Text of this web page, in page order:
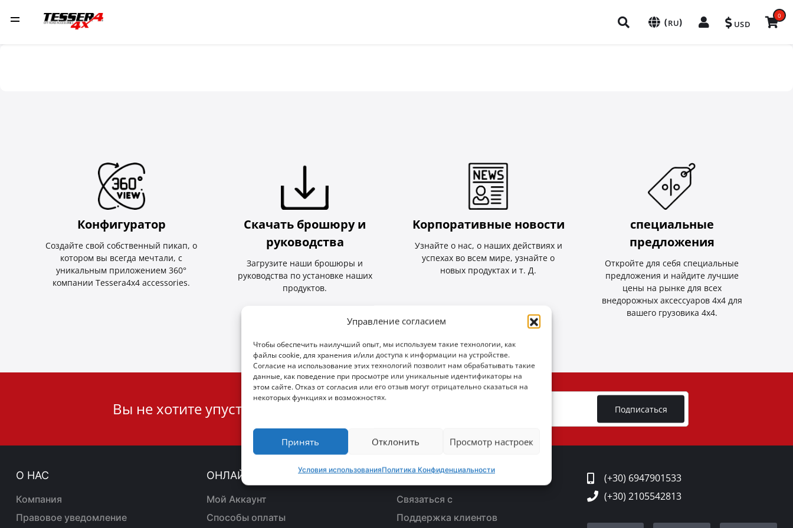
Управление согласием
Чтобы обеспечить наилучший опыт, мы используем такие технологии, как
файлы cookie, для хранения и/или доступа к информации на устройстве.
Согласие на использование этих технологий позволит нам обрабатывать такие
данные, как поведение при просмотре или уникальные идентификаторы на
этом сайте. Отказ от согласия или его отзыв могут отрицательно сказаться на
некоторых функциях и возможностях.
Принять Отклонить Просмотр настроек
Условия использованияПолитика Конфиденциальности
(RU) USD
0
Конфигуратор
Создайте свой собственный пикап, о
котором вы всегда мечтали, с
уникальным приложением 360°
компании Tessera4x4 accessories.
Скачать брошюру и
руководства
Загрузите наши брошюры и
руководства по установке наших
продуктов.
Kорпоративные новости
Узнайте о нас, о наших действиях и
успехах во всем мире, узнайте о
новых продуктах и т. Д.
специальные
предложения
Откройте для себя специальные
предложения и найдите лучшие
цены на рынке для всех
внедорожных аксессуаров 4x4 для
вашего грузовика 4x4.
Вы не хотите упустить возможность? Подписаться
О НАС
Компания
Правовое уведомление
ОНЛАЙН ПРОДАЖИ
Mой Aккаунт
Способы оплаты
ОБСЛУЖИВАНИЕ КЛИЕНТОВ
Связаться с
Поддержка клиентов
(+30) 6947901533
(+30) 2105542813